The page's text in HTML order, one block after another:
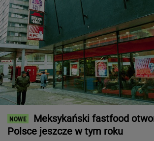
Meksykański fastfood
Polsce jeszcze w tym roku